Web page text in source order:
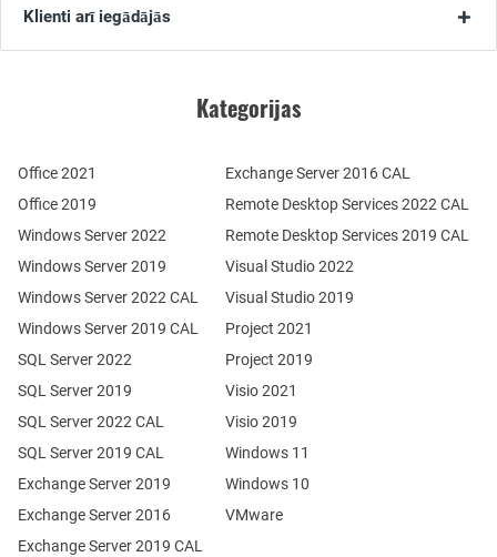
Klienti arī iegādājās
Kategorijas
Office 2021
Office 2019
Windows Server 2022
Windows Server 2019
Exchange Server 2019
Exchange Server 2016
SQL Server 2022
SQL Server 2019
Windows Server 2022 CAL
Windows Server 2019 CAL
SQL Server 2022 CAL
SQL Server 2019 CAL
Remote Desktop Services 2022 CAL
Remote Desktop Services 2019 CAL
Exchange Server 2019 CAL
Exchange Server 2016 CAL
Visual Studio 2022
Visual Studio 2019
Project 2021
Project 2019
Visio 2021
Visio 2019
Windows 11
Windows 10
VMware